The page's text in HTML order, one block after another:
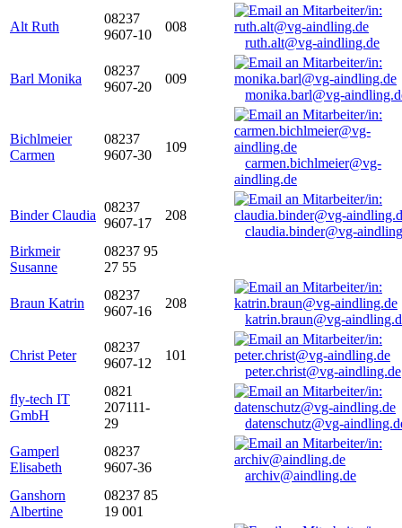
Alt Ruth
08237
9607-10
008
ruth.alt@vg-aindling.de
Barl Monika
08237
9607-20
009
monika.barl@vg-
Bichlmeier
Carmen
08237
9607-30
109
carmen.bichlmeier@vg-
aindling.de
Binder Claudia
08237
9607-17
208
claudia.binder@vg-
Birkmeir
Susanne
08237 95
27 55
Braun Katrin
08237
9607-16
208
katrin.braun@vg-
Christ Peter
08237
9607-12
101
peter.christ@vg-aindling.de
fly-tech IT
GmbH
0821
207111-
29
datenschutz@vg-
Gamperl
Elisabeth
08237
9607-36
archiv@aindling.de
Ganshorn
Albertine
08237 85
19 001